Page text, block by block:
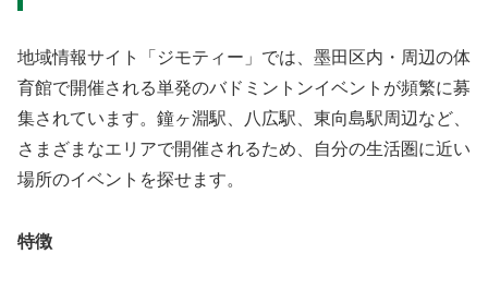
地域情報サイト「ジモティー」では、墨田区内・周辺の体
育館で開催される単発のバドミントンイベントが頻繁に募
集されています。鐘ヶ淵駅、八広駅、東向島駅周辺など、
さまざまなエリアで開催されるため、自分の生活圏に近い
場所のイベントを探せます。
特徴